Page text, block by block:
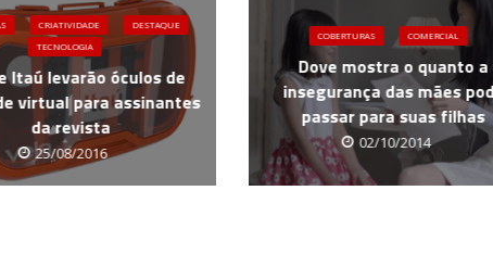
CRIATIVIDADE
DESTAQUE
TECNOLOGIA
Itaú levarão óculos de
virtual para assinantes
da revista
25/08/2016
COBERTURAS COMERCIAL
Dove mostra o quanto a
insegurança das mães
passar para suas filhas
02/10/2014